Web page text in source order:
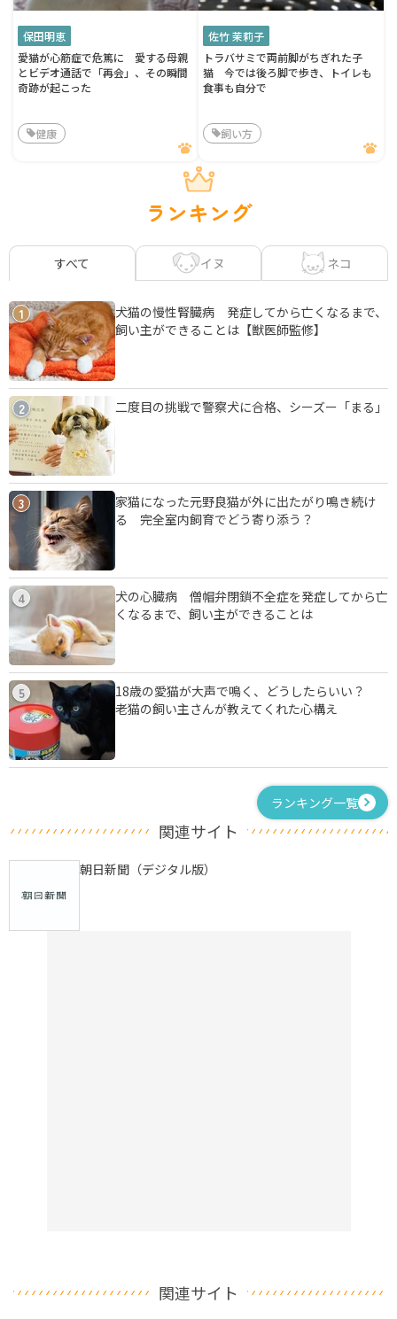
保田明恵
愛猫が心筋症で危篤に 愛する母親
とビデオ通話で「再会」、その瞬間
奇跡が起こった
健康
佐竹 茉莉子
トラバサミで両前脚がちぎれた子
猫 今では後ろ脚で歩き、トイレも
食事も自分で
飼い方
ランキング
すべて イヌ ネコ
1
犬猫の慢性腎臓病 発症してから亡くなるまで、
飼い主ができることは【獣医師監修】
2 二度目の挑戦で警察犬に合格、シーズー「まる」
3
家猫になった元野良猫が外に出たがり鳴き続け
る 完全室内飼育でどう寄り添う？
4
犬の心臓病 僧帽弁閉鎖不全症を発症してから亡
くなるまで、飼い主ができることは
5
18歳の愛猫が大声で鳴く、どうしたらいい？
老猫の飼い主さんが教えてくれた心構え
ランキング一覧
関連サイト
朝日新聞（デジタル版）
関連サイト